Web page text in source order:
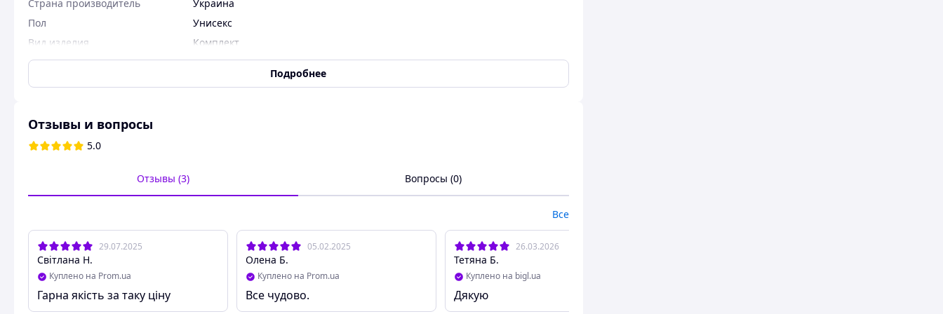
Страна производитель
Украина
Пол
Унисекс
Вид изделия
Комплект
Размер детской одежды (по
18
Состояние
В наборе
Распашонки
Ползунки
Тапочки, царапки
Пинетки, носочки
Подробнее
Отзывы и вопросы
5.0
Отзывы (3) Вопросы (0)
Все
29.07.2025
Світлана Н.
Куплено на Prom.ua
Гарна якість за таку ціну
05.02.2025
Олена Б.
Куплено на Prom.ua
Все чудово.
26.03.2026
Тетяна Б.
Куплено на bigl.ua
Дякую